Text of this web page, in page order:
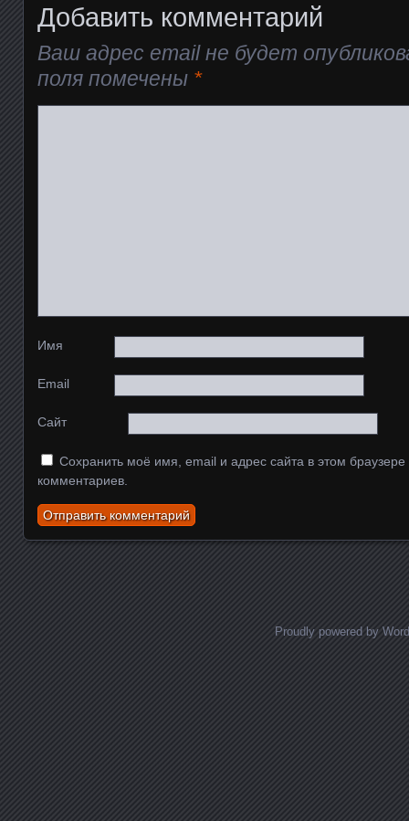
Добавить комментарий
Ваш адрес email не будет
поля помечены *
Имя
Email
Сайт
Сохранить моё имя, email и адрес сайта в этом
комментариев.
Proudly powered by